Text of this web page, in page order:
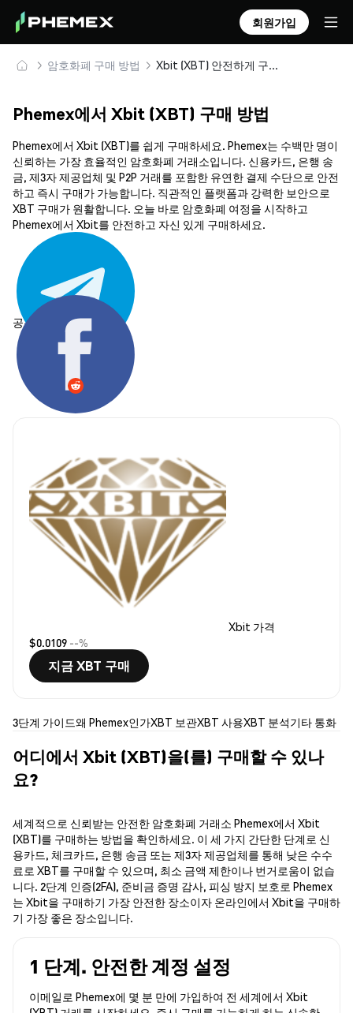
회원가입
암호화폐 구매 방법 Xbit (XBT) 안전하게 구매 및 보관
Phemex에서 Xbit (XBT) 구매 방법
Phemex에서 Xbit (XBT)를 쉽게 구매하세요. Phemex는 수백만 명이
신뢰하는 가장 효율적인 암호화폐 거래소입니다. 신용카드, 은행 송
금, 제3자 제공업체 및 P2P 거래를 포함한 유연한 결제 수단으로 안전
하고 즉시 구매가 가능합니다. 직관적인 플랫폼과 강력한 보안으로
XBT 구매가 원활합니다. 오늘 바로 암호화폐 여정을 시작하고
Phemex에서 Xbit를 안전하고 자신 있게 구매하세요.
공유하기:
Xbit 가격
$0.0109 --%
지금 XBT 구매
3단계 가이드왜 Phemex인가XBT 보관XBT 사용XBT 분석기타 통화
어디에서 Xbit (XBT)을(를) 구매할 수 있나
요?
세계적으로 신뢰받는 안전한 암호화폐 거래소 Phemex에서 Xbit
(XBT)를 구매하는 방법을 확인하세요. 이 세 가지 간단한 단계로 신
용카드, 체크카드, 은행 송금 또는 제3자 제공업체를 통해 낮은 수수
료로 XBT를 구매할 수 있으며, 최소 금액 제한이나 번거로움이 없습
니다. 2단계 인증(2FA), 준비금 증명 감사, 피싱 방지 보호로 Phemex
는 Xbit을 구매하기 가장 안전한 장소이자 온라인에서 Xbit을 구매하
기 가장 좋은 장소입니다.
1 단계. 안전한 계정 설정
이메일로 Phemex에 몇 분 만에 가입하여 전 세계에서 Xbit